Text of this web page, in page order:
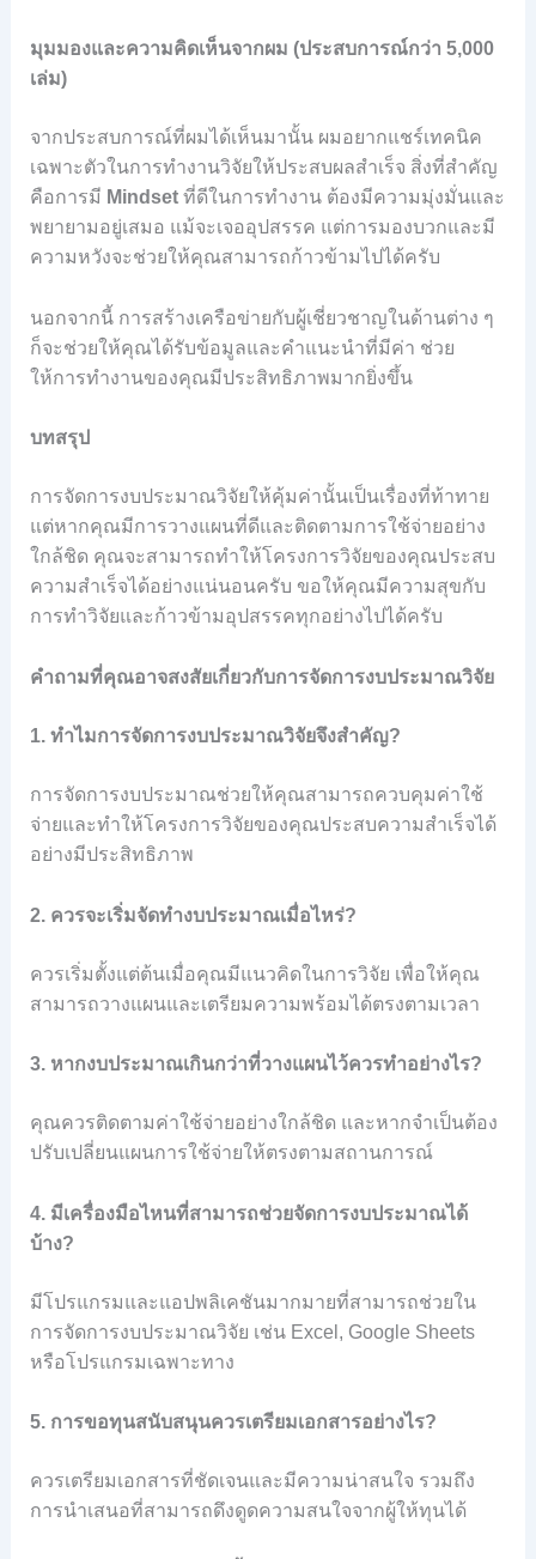
มุมมองและความคิดเห็นจากผม (ประสบการณ์กว่า 5,000
เล่ม)
จากประสบการณ์ที่ผมได้เห็นมานั้น ผมอยากแชร์เทคนิค
เฉพาะตัวในการทำงานวิจัยให้ประสบผลสำเร็จ สิ่งที่สำคัญ
คือการมี Mindsetที่ดีในการทำงาน ต้องมีความมุ่งมั่นและ
พยายามอยู่เสมอ แม้จะเจออุปสรรค แต่การมองบวกและมี
ความหวังจะช่วยให้คุณสามารถก้าวข้ามไปได้ครับ
นอกจากนี้ การสร้างเครือข่ายกับผู้เชี่ยวชาญในด้านต่าง ๆ
ก็จะช่วยให้คุณได้รับข้อมูลและคำแนะนำที่มีค่า ช่วย
ให้การทำงานของคุณมีประสิทธิภาพมากยิ่งขึ้น
บทสรุป
การจัดการงบประมาณวิจัยให้คุ้มค่านั้นเป็นเรื่องที่ท้าทาย
แต่หากคุณมีการวางแผนที่ดีและติดตามการใช้จ่ายอย่าง
ใกล้ชิด คุณจะสามารถทำให้โครงการวิจัยของคุณประสบ
ความสำเร็จได้อย่างแน่นอนครับ ขอให้คุณมีความสุขกับ
การทำวิจัยและก้าวข้ามอุปสรรคทุกอย่างไปได้ครับ
คำถามที่คุณอาจสงสัยเกี่ยวกับการจัดการงบประมาณวิจัย
1. ทำไมการจัดการงบประมาณวิจัยจึงสำคัญ?
การจัดการงบประมาณช่วยให้คุณสามารถควบคุมค่าใช้
จ่ายและทำให้โครงการวิจัยของคุณประสบความสำเร็จได้
อย่างมีประสิทธิภาพ
2. ควรจะเริ่มจัดทำงบประมาณเมื่อไหร่?
ควรเริ่มตั้งแต่ต้นเมื่อคุณมีแนวคิดในการวิจัย เพื่อให้คุณ
สามารถวางแผนและเตรียมความพร้อมได้ตรงตามเวลา
3. หากงบประมาณเกินกว่าที่วางแผนไว้ควรทำอย่างไร?
คุณควรติดตามค่าใช้จ่ายอย่างใกล้ชิด และหากจำเป็นต้อง
ปรับเปลี่ยนแผนการใช้จ่ายให้ตรงตามสถานการณ์
4. มีเครื่องมือไหนที่สามารถช่วยจัดการงบประมาณได้
บ้าง?
มีโปรแกรมและแอปพลิเคชันมากมายที่สามารถช่วยใน
การจัดการงบประมาณวิจัย เช่น Excel, Google Sheets
หรือโปรแกรมเฉพาะทาง
5. การขอทุนสนับสนุนควรเตรียมเอกสารอย่างไร?
ควรเตรียมเอกสารที่ชัดเจนและมีความน่าสนใจ รวมถึง
การนำเสนอที่สามารถดึงดูดความสนใจจากผู้ให้ทุนได้